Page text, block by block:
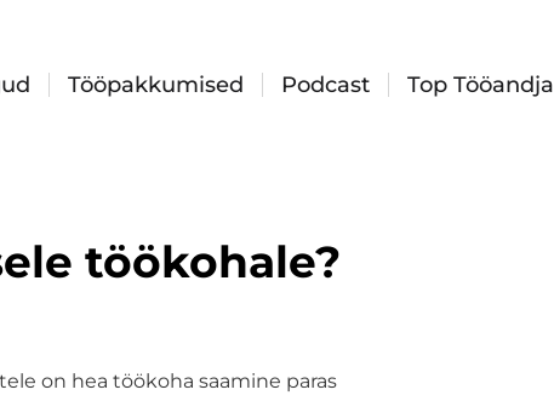
Tööpakkumised Podcast Top Tööandja
töökohale?
on hea töökoha saamine paras